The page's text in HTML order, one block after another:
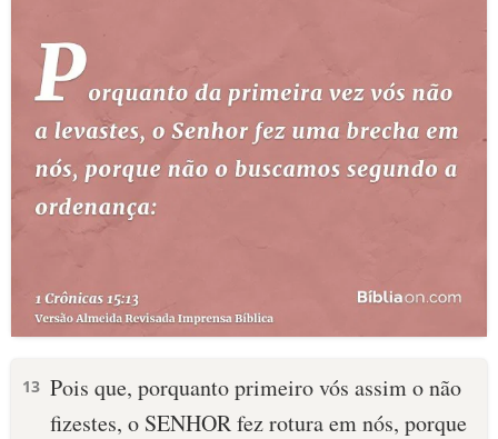
13 Pois que, porquanto primeiro vós assim o não
fizestes, o SENHOR fez rotura em nós, porque